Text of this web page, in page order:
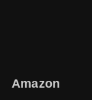
Amazon